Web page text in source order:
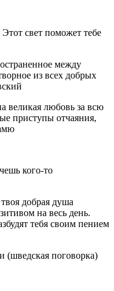
свет поможет тебе
между
из всех добрых
любовь за всю
приступы отчаяния,
кого-то
добрая душа
на весь день.
тебя своим пением
поговорка)